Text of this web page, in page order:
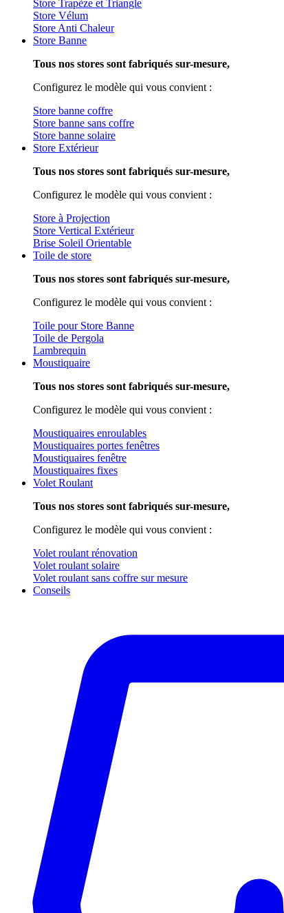
Store Trapèze et Triangle
Store Vélum
Store Anti Chaleur
Store Banne
Tous nos stores sont fabriqués sur-mesure,
Configurez le modèle qui vous convient :
Store banne coffre
Store banne sans coffre
Store banne solaire
Store Extérieur
Tous nos stores sont fabriqués sur-mesure,
Configurez le modèle qui vous convient :
Store à Projection
Store Vertical Extérieur
Brise Soleil Orientable
Toile de store
Tous nos stores sont fabriqués sur-mesure,
Configurez le modèle qui vous convient :
Toile pour Store Banne
Toile de Pergola
Lambrequin
Moustiquaire
Tous nos stores sont fabriqués sur-mesure,
Configurez le modèle qui vous convient :
Moustiquaires enroulables
Moustiquaires portes fenêtres
Moustiquaires fenêtre
Moustiquaires fixes
Volet Roulant
Tous nos stores sont fabriqués sur-mesure,
Configurez le modèle qui vous convient :
Volet roulant rénovation
Volet roulant solaire
Volet roulant sans coffre sur mesure
Conseils